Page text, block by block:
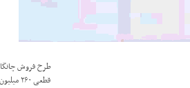
قطعی ۲۶۰ میلیون بالاتر از نرخ شورای رقابت